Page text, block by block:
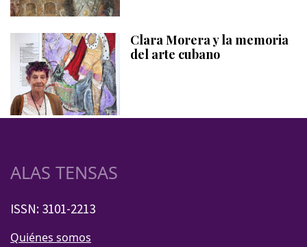
Clara Morera y la memoria
del arte cubano
ALAS TENSAS
ISSN: 3101-2213
Quiénes somos